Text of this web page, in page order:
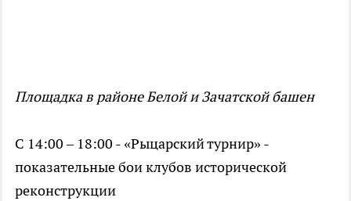
Площадка в районе Белой и Зачатской башен
С 14:00 – 18:00 - «Рыцарский турнир» -
показательные бои клубов исторической
реконструкции